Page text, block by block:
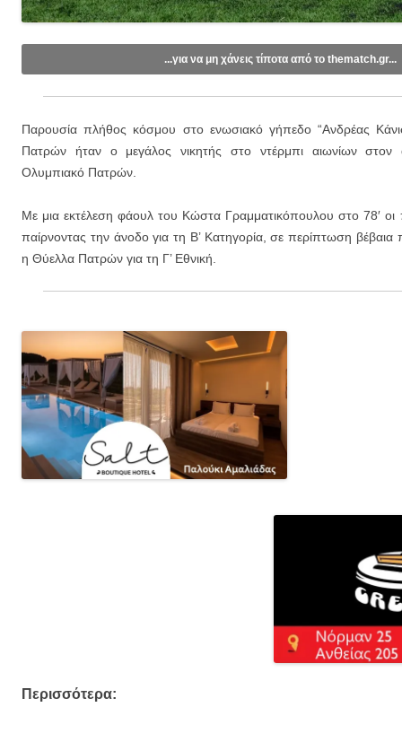
...για να μη χάνεις τίποτα από το thematch.gr...
Εγγραφείτε στο κανάλι μας στοYoutube.
Εγγραφείτε στις ενημερώσεις μέσω email (1 email/ημέρα):
Παρουσία πλήθος κόσμου στο ενωσιακό γήπεδο “Ανδρέας
Πατρών ήταν ο μεγάλος νικητής στο ντέρμπι αιωνίων
Ολυμπιακό Πατρών.
Με μια εκτέλεση φάουλ του Κώστα Γραμματικόπουλου στο 78′ οι
παίρνοντας την άνοδο για τη Β’ Κατηγορία, σε περίπτωση βέβαια
η Θύελλα Πατρών για τη Γ’ Εθνική.
Περισσότερα: